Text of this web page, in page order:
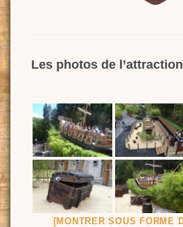
Les photos de
[MONTRER SOUS FORME